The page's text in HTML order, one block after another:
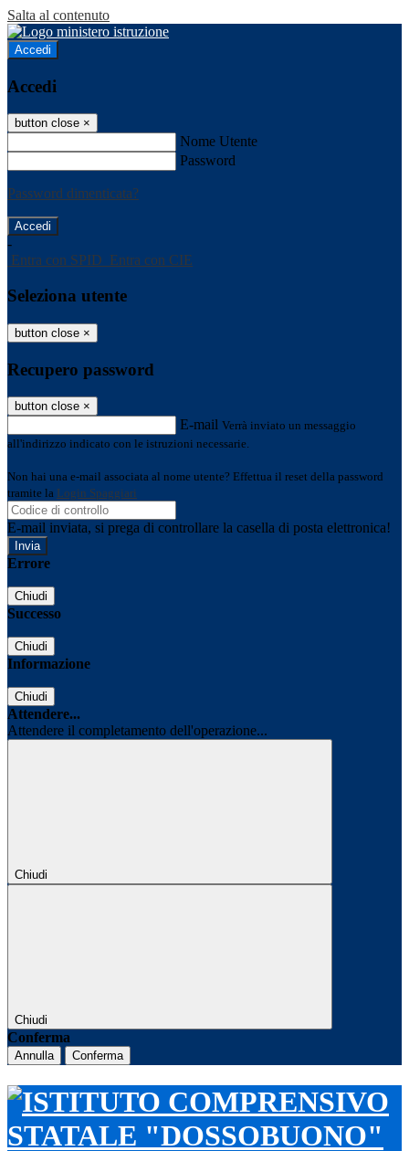
Salta al contenuto
Accedi
Accedi
button close ×
Nome Utente
Password
Password dimenticata?
-
Entra con SPID Entra con CIE
Seleziona utente
button close ×
Recupero password
button close ×
E-mail Verrà inviato un messaggio
all'indirizzo indicato con le istruzioni necessarie.
Non hai una e-mail associata al nome utente? Effettua il reset della password
tramite la Login Spaggiari
E-mail inviata, si prega di controllare la casella di posta elettronica!
Errore
Chiudi
Successo
Chiudi
Informazione
Chiudi
Attendere...
Attendere il completamento dell'operazione...
Chiudi
Chiudi
Conferma
Annulla Conferma